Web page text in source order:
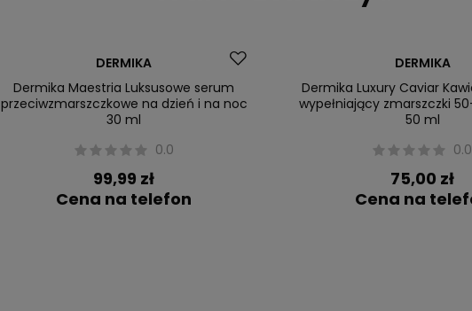
DERMIKA
Dermika Maestria Luksusowe serum
przeciwzmarszczkowe na dzień i na noc
30 ml
0.0
99,99 zł
Cena na telefon
DERMIKA
Dermika Luxury Caviar
wypełniający zmarszczki
50 ml
0.0
75,00 zł
Cena na